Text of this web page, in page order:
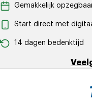
Gemakkelijk
Start direct met
14 dagen bedenktijd